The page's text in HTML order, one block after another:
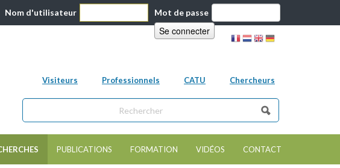
Nom d'utilisateur Mot de passe
Visiteurs Professionnels CATU Chercheurs
Formulaire de recherche
Chercher dans ce site
PUBLICATIONS FORMATION VIDÉOS CONTACT